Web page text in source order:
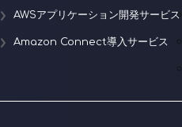
AWSアプリケーション開発サービス
Amazon Connect導入サービス